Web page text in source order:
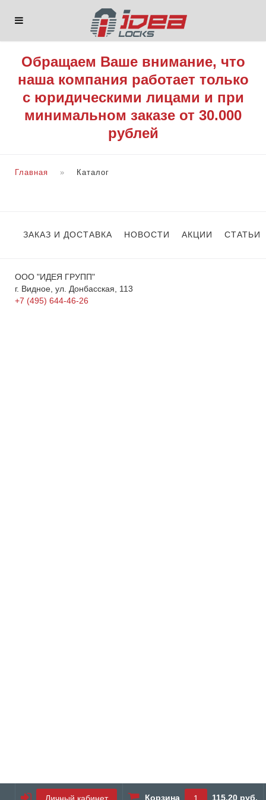
Обращаем Ваше внимание, что
наша компания работает только
с юридическими лицами и при
минимальном заказе от 30.000
рублей
Главная Каталог
ЗАКАЗ И ДОСТАВКА НОВОСТИ АКЦИИ СТАТЬИ
ООО "ИДЕЯ ГРУПП"
г. Видное, ул. Донбасская, 113
+7 (495) 644-46-26
Корзина 115.20 руб.